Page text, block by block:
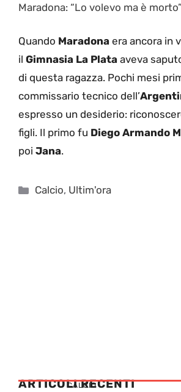
Maradona: “Lo volevo ma è morto”
Quando Maradona era ancora in
il Gimnasia La Plata aveva
di questa ragazza. Pochi mesi
commissario tecnico dell’
espresso un desiderio:
figli. Il primo fu Diego Armando
poi Jana.
Categorie
Calcio, Ultim'ora
ARTICOLI RECENTI
CALCIO